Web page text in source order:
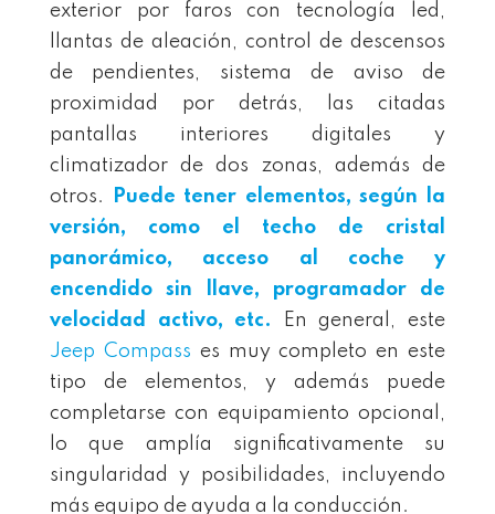
exterior por faros con tecnología led,
llantas de aleación, control de descensos
de pendientes, sistema de aviso de
proximidad por detrás, las citadas
pantallas interiores digitales y
climatizador de dos zonas, además de
otros.
Puede tener elementos, según la
versión, como el techo de cristal
panorámico, acceso al coche y
encendido sin llave, programador de
velocidad activo, etc.
En general, este
Jeep Compass es muy completo en este
tipo de elementos, y además puede
completarse con equipamiento opcional,
lo que amplía significativamente su
singularidad y posibilidades, incluyendo
más equipo de ayuda a la conducción.